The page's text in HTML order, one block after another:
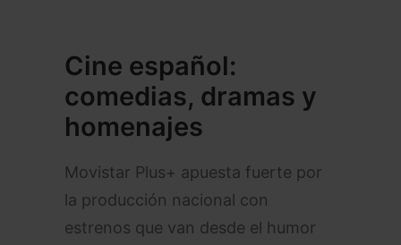
Cine español:
comedias, dramas y
homenajes
Movistar Plus+ apuesta fuerte por
la producción nacional con
estrenos que van desde el humor